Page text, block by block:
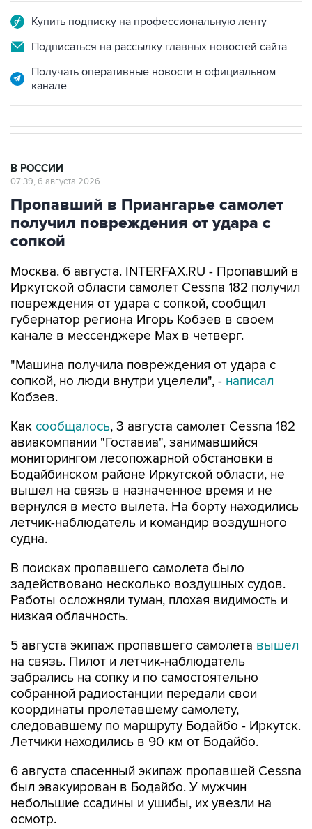
Купить подписку на профессиональную ленту
Подписаться на рассылку главных новостей сайта
Получать оперативные новости в официальном
канале
В РОССИИ
07:39, 6 августа 2026
Пропавший в Приангарье самолет
получил повреждения от удара с
сопкой
Москва. 6 августа. INTERFAX.RU - Пропавший в
Иркутской области самолет Cessna 182 получил
повреждения от удара с сопкой, сообщил
губернатор региона Игорь Кобзев в своем
канале в мессенджере Мах в четверг.
"Машина получила повреждения от удара с
сопкой, но люди внутри уцелели", - написал
Кобзев.
Как сообщалось, 3 августа самолет Cessna 182
авиакомпании "Гоставиа", занимавшийся
мониторингом лесопожарной обстановки в
Бодайбинском районе Иркутской области, не
вышел на связь в назначенное время и не
вернулся в место вылета. На борту находились
летчик-наблюдатель и командир воздушного
судна.
В поисках пропавшего самолета было
задействовано несколько воздушных судов.
Работы осложняли туман, плохая видимость и
низкая облачность.
5 августа экипаж пропавшего самолета вышел
на связь. Пилот и летчик-наблюдатель
забрались на сопку и по самостоятельно
собранной радиостанции передали свои
координаты пролетавшему самолету,
следовавшему по маршруту Бодайбо - Иркутск.
Летчики находились в 90 км от Бодайбо.
6 августа спасенный экипаж пропавшей Cessna
был эвакуирован в Бодайбо. У мужчин
небольшие ссадины и ушибы, их увезли на
осмотр.